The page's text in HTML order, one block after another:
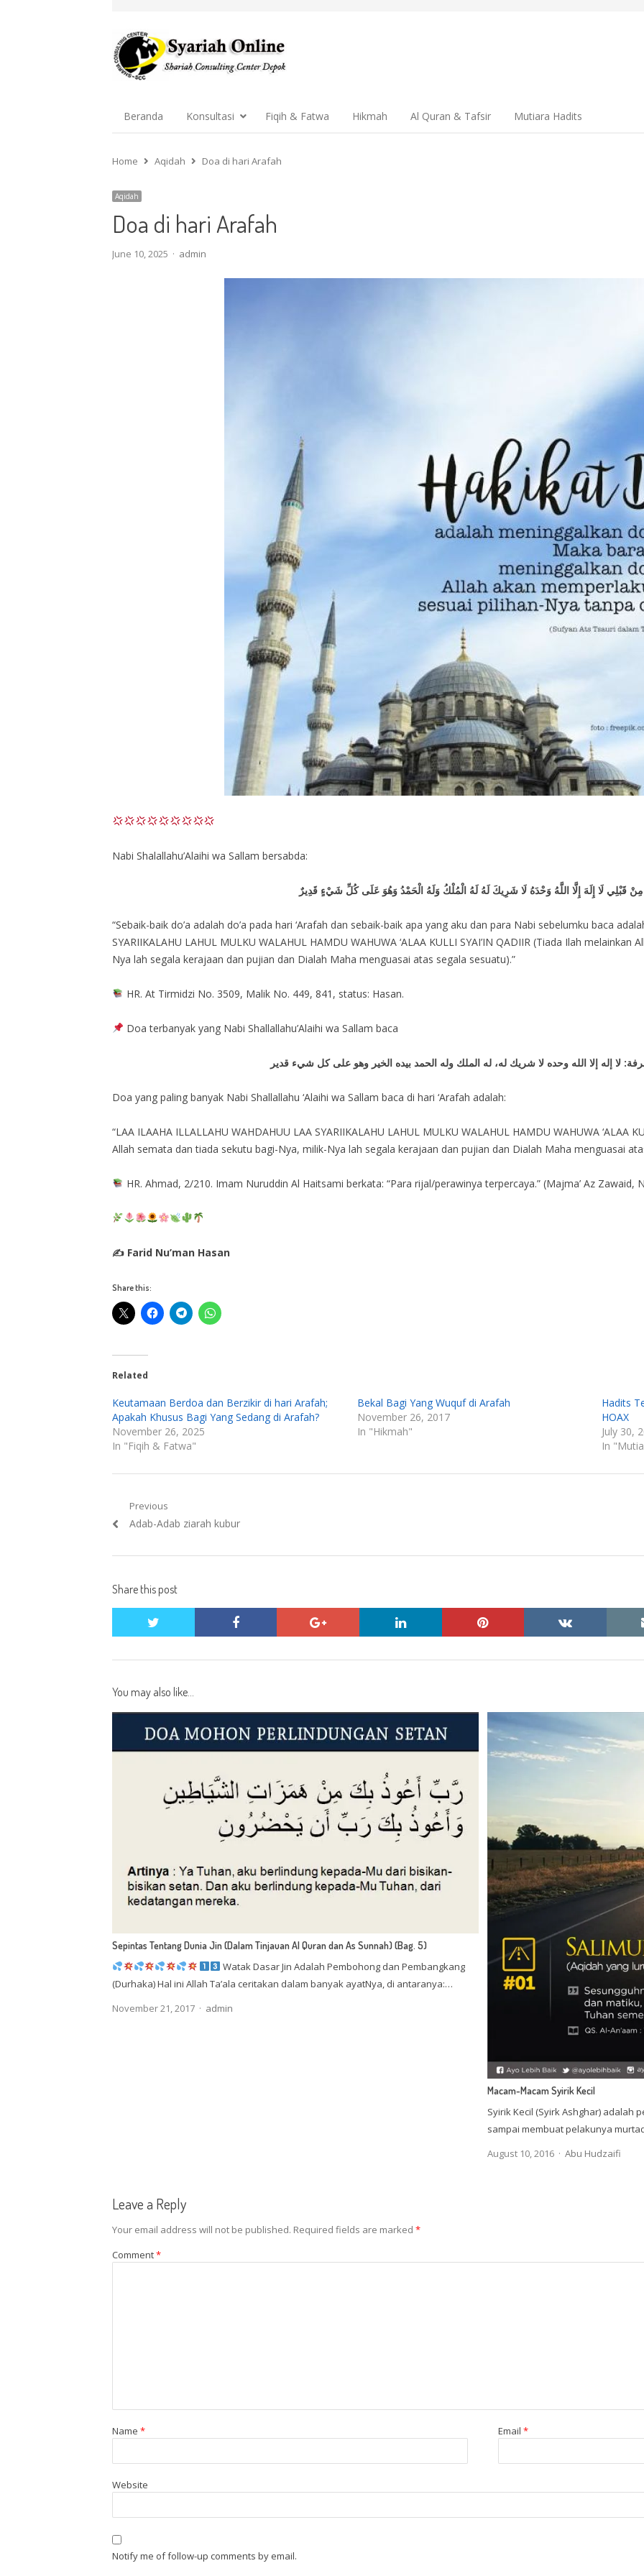
Beranda Konsultasi Fiqih & Fatwa Hikmah Al Quran & Tafsir Mutiara Hadits
Home
Aqidah Doa di hari Arafah
Aqidah
Doa di hari Arafah
June 10, 2025 Author
admin
Nabi Shalallahu’Alaihi wa Sallam bersabda:
مِنْ قَبْلِي لَا إِلَهَ إِلَّا اللَّهُ وَحْدَهُ لَا شَرِيكَ لَهُ لَهُ الْمُلْكُ وَلَهُ الْحَمْدُ وَهُوَ عَلَى كُلِّ شَيْءٍ قَدِيرٌ
“Sebaik-baik do’a adalah do’a pada hari ‘Arafah dan sebaik-baik apa yang aku dan para Nabi sebelumku baca
SYARIIKALAHU LAHUL MULKU WALAHUL HAMDU WAHUWA ‘ALAA KULLI SYAI’IN QADIIR (Tiada Ilah
Nya lah segala kerajaan dan pujian dan Dialah Maha menguasai atas segala sesuatu).”
HR. At Tirmidzi No. 3509, Malik No. 449, 841, status: Hasan.
Doa terbanyak yang Nabi Shallallahu’Alaihi wa Sallam baca
لا إله إلا الله وحده لا شريك له، له الملك وله الحمد بيده الخير وهو على كل شيء قدير
Doa yang paling banyak Nabi Shallallahu ‘Alaihi wa Sallam baca di hari ‘Arafah adalah:
“LAA ILAAHA ILLALLAHU WAHDAHUU LAA SYARIIKALAHU LAHUL MULKU WALAHUL HAMDU WAHUWA ‘ALAA
Allah semata dan tiada sekutu bagi-Nya, milik-Nya lah segala kerajaan dan pujian dan Dialah Maha menguasai
HR. Ahmad, 2/210. Imam Nuruddin Al Haitsami berkata: “Para rijal/perawinya terpercaya.” (Majma’ Az Zawaid,
✍ Farid Nu’man Hasan
Share this:
Related
Keutamaan Berdoa dan Berzikir di hari Arafah;
Apakah Khusus Bagi Yang Sedang di Arafah?
November 26, 2025
In "Fiqih & Fatwa"
Bekal Bagi Yang Wuquf di Arafah
November 26, 2017
In "Hikmah"
Hadits
HOAX
July 30,
In
Post
navigation
Previous
Previous
Adab-Adab ziarah kubur
Share this post
twitter facebook google+ linkedin pinterest vkontakte
You may also like...
Sepintas Tentang Dunia Jin (Dalam Tinjauan Al Quran dan As Sunnah) (Bag. 5)
Watak Dasar Jin Adalah Pembohong dan Pembangkang
(Durhaka) Hal ini Allah Ta’ala ceritakan dalam banyak ayatNya, di antaranya:…
November 21, 2017
Author
admin
Macam-Macam Syirik Kecil
Syirik Kecil (Syirk Ashghar) adalah
sampai membuat pelakunya
August 10, 2016
Author
Abu Hudzaifi
Leave a Reply
Your email address will not be published. Required fields are marked *
Comment*
Name * Email *
Website
Notify me of follow-up comments by email.